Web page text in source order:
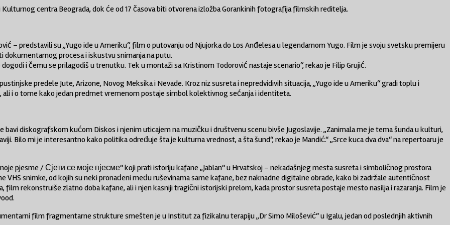
Kulturnog centra Beograda, dok će od 17 časova biti otvorena izložba Gorankinih fotografija filmskih reditelja.
– predstavili su „Yugo ide u Ameriku“, film o putovanju od Njujorka do Los Anđelesa u legendarnom Yugo. Film je svoju svetsku premijeru
dokumentarnog procesa i iskustvu snimanja na putu.
i čemu se prilagodiš u trenutku. Tek u montaži sa Kristinom Todorović nastaje scenario“, rekao je Filip Grujić.
predele Jute, Arizone, Novog Meksika i Nevade. Kroz niz susreta i nepredvidivih situacija, „Yugo ide u Ameriku“ gradi toplu i
i o tome kako jedan predmet vremenom postaje simbol kolektivnog sećanja i identiteta.
bavi diskografskom kućom Diskos i njenim uticajem na muzičku i društvenu scenu bivše Jugoslavije. „Zanimala me je tema šunda u kulturi,
Bilo mi je interesantno kako politika određuje šta je kulturna vrednost, a šta šund“, rekao je Mandić.“ „Srce kuca dva dva“ na repertoaru je
pjesme / Сјети се моје пјесме“ koji prati istoriju kafane „Jablan“ u Hrvatskoj – nekadašnjeg mesta susreta i simboličnog prostora
snimke, od kojih su neki pronađeni među ruševinama same kafane, bez naknadne digitalne obrade, kako bi zadržale autentičnost
film rekonstruiše zlatno doba kafane, ali i njen kasniji tragični istorijski prelom, kada prostor susreta postaje mesto nasilja i razaranja. Film je
film fragmentarne strukture smešten je u Institut za fizikalnu terapiju „Dr Simo Milošević“ u Igalu, jedan od poslednjih aktivnih